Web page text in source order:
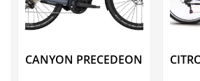
CANYON PRECEDEON